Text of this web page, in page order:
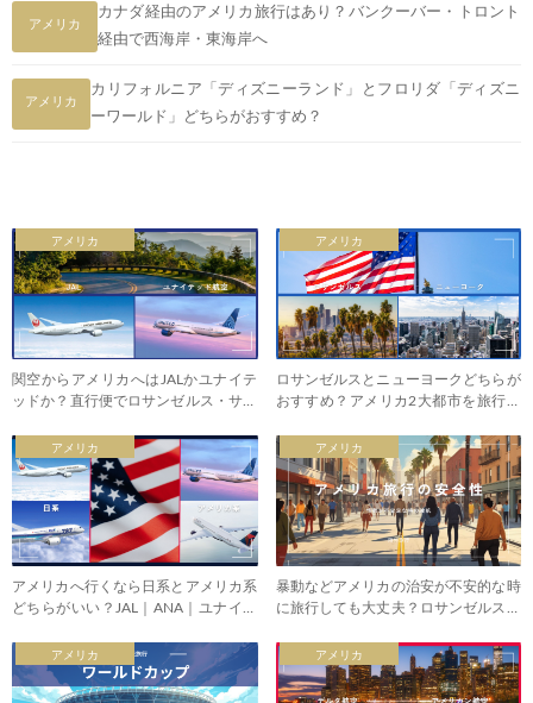
アメリカ
カナダ経由のアメリカ旅行はあり？バンクーバー・トロント
経由で西海岸・東海岸へ
アメリカ
カリフォルニア「ディズニーランド」とフロリダ「ディズニ
ーワールド」どちらがおすすめ？
アメリカ
関空からアメリカへはJALかユナイテ
ッドか？直行便でロサンゼルス・サン
アメリカ
ロサンゼルスとニューヨークどちらが
おすすめ？アメリカ2大都市を旅行比
アメリカ
アメリカへ行くなら日系とアメリカ系
どちらがいい？JAL｜ANA｜ユナイテ
アメリカ
暴動などアメリカの治安が不安的な時
に旅行しても大丈夫？ロサンゼルスの
アメリカ アメリカ